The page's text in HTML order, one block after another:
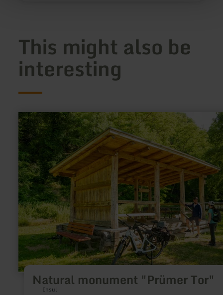
This might also be
interesting
Natural monument "Prümer Tor"
Insul
learn
more
about:
Natural
monument
"Prümer
Tor"